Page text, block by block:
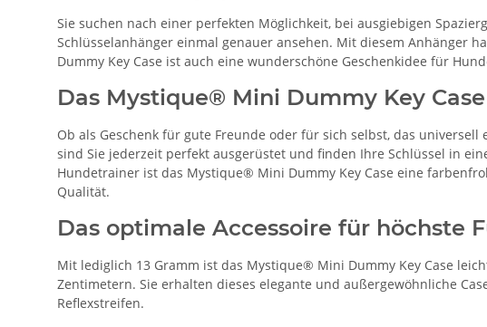
Sie suchen nach einer perfekten Möglichkeit, bei ausgiebigen
Schlüsselanhänger einmal genauer ansehen. Mit diesem Anhänger
Dummy Key Case ist auch eine wunderschöne Geschenkidee für
Das Mystique® Mini Dummy Key
Ob als Geschenk für gute Freunde oder für sich selbst, das
sind Sie jederzeit perfekt ausgerüstet und finden Ihre Schlüssel in
Hundetrainer ist das Mystique® Mini Dummy Key Case eine
Qualität.
Das optimale Accessoire für höchste
Mit lediglich 13 Gramm ist das Mystique® Mini Dummy Key Case
Zentimetern. Sie erhalten dieses elegante und außergewöhnliche
Reflexstreifen.